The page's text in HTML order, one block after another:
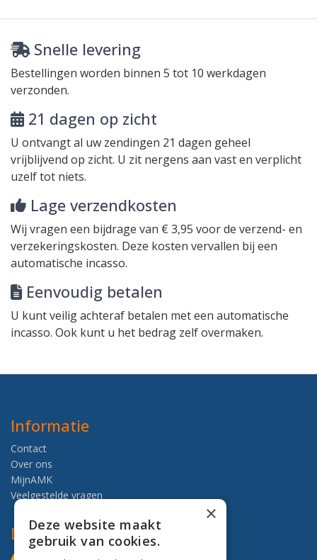
Snelle levering
Bestellingen worden binnen 5 tot 10 werkdagen
verzonden.
21 dagen op zicht
U ontvangt al uw zendingen 21 dagen geheel
vrijblijvend op zicht. U zit nergens aan vast en verplicht
uzelf tot niets.
Lage verzendkosten
Wij vragen een bijdrage van € 3,95 voor de verzend- en
verzekeringskosten. Deze kosten vervallen bij een
automatische incasso.
Eenvoudig betalen
U kunt veiligachteraf betalen met een automatische
incasso. Ook kunt u het bedrag zelf overmaken.
Informatie
Contact
Over ons
MijnAMK
Veelgestelde vragen
Deze website is beveiligd
×
Deze website maakt
gebruik van cookies.